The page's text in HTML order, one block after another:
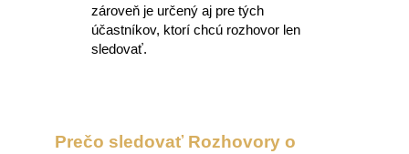
zároveň je určený aj pre tých
účastníkov, ktorí chcú rozhovor len
sledovať.
Prečo sledovať Rozhovory o